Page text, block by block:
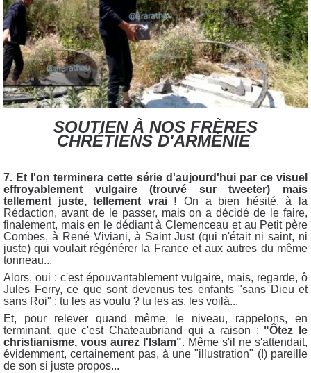
SOUTIEN À NOS FRÈRES
CHRÉTIENS D'ARMÉNIE
7. Et l'on terminera cette série d'aujourd'hui par ce visuel
effroyablement vulgaire (trouvé sur tweeter) mais
tellement juste, tellement vrai ! On a bien hésité, à la
Rédaction, avant de le passer, mais on a décidé de le faire,
finalement, mais en le dédiant à Clemenceau et au Petit père
Combes, à René Viviani, à Saint Just (qui n'était ni saint, ni
juste) qui voulait régénérer la France et aux autres du même
tonneau...
Alors, oui : c'est épouvantablement vulgaire, mais, regarde, ô
Jules Ferry, ce que sont devenus tes enfants "sans Dieu et
sans Roi" : tu les as voulu ? tu les as, les voilà...
Et, pour relever quand même, le niveau, rappelons, en
terminant, que c'est Chateaubriand qui a raison : "Ôtez le
christianisme, vous aurez l'Islam". Même s'il ne s'attendait,
évidemment, certainement pas, à une "illustration" (!) pareille
de son si juste propos...